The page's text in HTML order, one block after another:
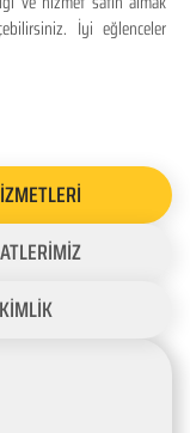
İyi eğlenceler